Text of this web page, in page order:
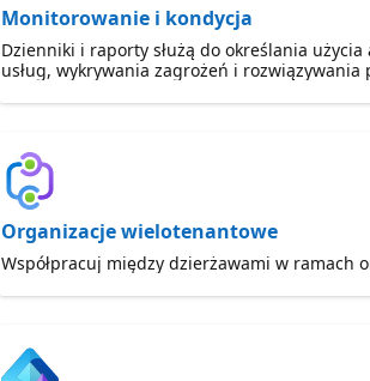
Monitorowanie i kondycja
Dzienniki i raporty służą do określania użycia
usług, wykrywania zagrożeń i rozwiązywania
Organizacje wielotenantowe
Współpracuj między dzierżawami w ramach